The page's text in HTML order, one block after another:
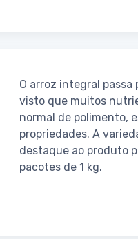
O arroz integral
visto que muitos
normal de polimento,
propriedades. A
destaque ao produto
pacotes de 1 kg.